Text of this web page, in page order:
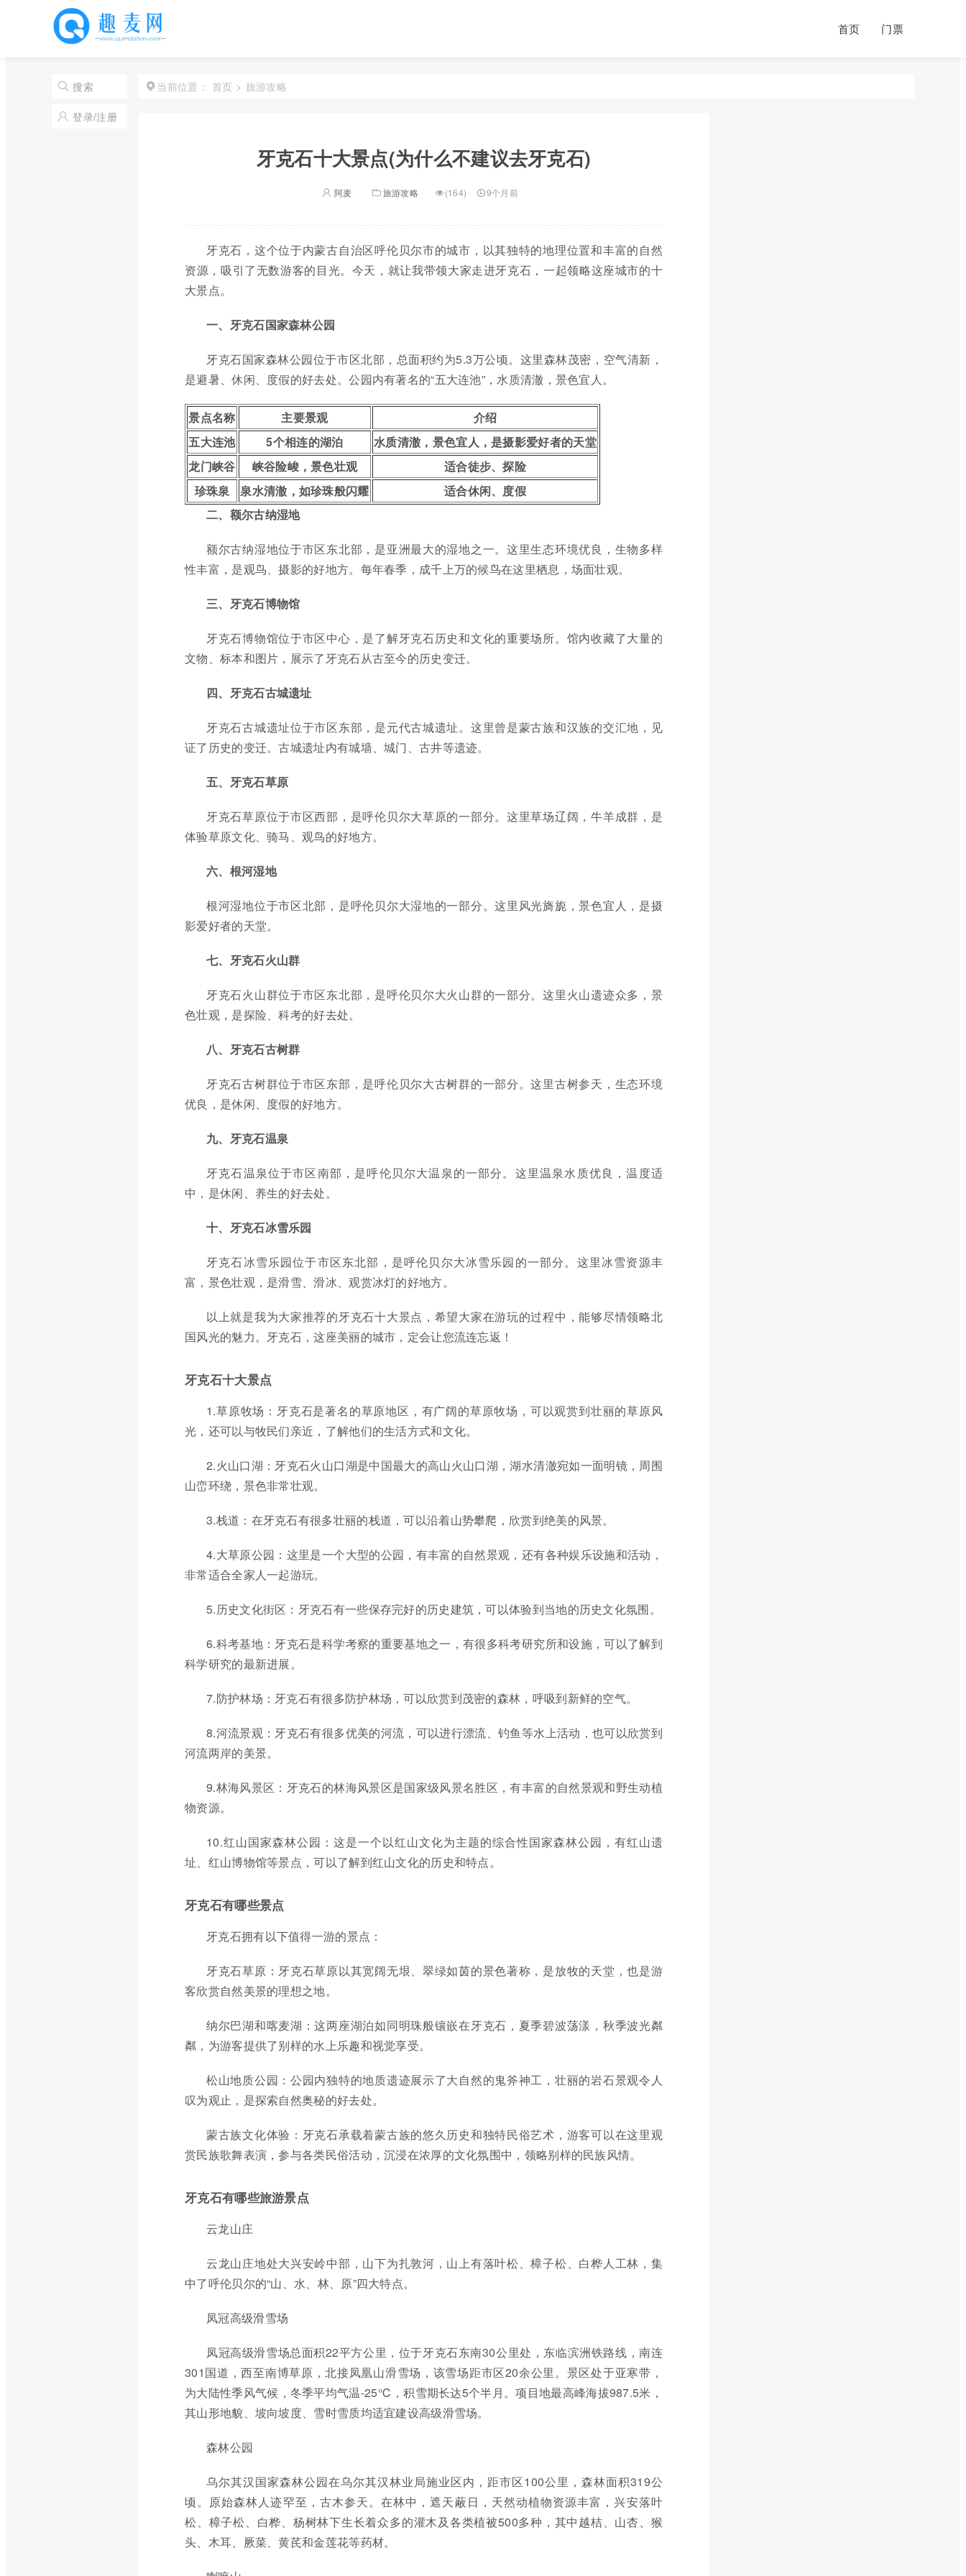
首页 门票
搜索
登录/注册
当前位置： 首页 > 旅游攻略
牙克石十大景点(为什么不建议去牙克石)
阿麦 旅游攻略 (164) 9个月前
牙克石，这个位于内蒙古自治区呼伦贝尔市的城市，以其独特的地理位置和丰富的自然
资源，吸引了无数游客的目光。今天，就让我带领大家走进牙克石，一起领略这座城市的十
大景点。
一、牙克石国家森林公园
牙克石国家森林公园位于市区北部，总面积约为5.3万公顷。这里森林茂密，空气清新，
是避暑、休闲、度假的好去处。公园内有著名的“五大连池”，水质清澈，景色宜人。
景点名称 主要景观
介绍
五大连池
5个相连的湖泊
水质清澈，景色宜人，是摄影爱好者的天堂
龙门峡谷
峡谷险峻，景色壮观
适合徒步、探险
珍珠泉
泉水清澈，如珍珠般闪耀
适合休闲、度假
二、额尔古纳湿地
额尔古纳湿地位于市区东北部，是亚洲最大的湿地之一。这里生态环境优良，生物多样
性丰富，是观鸟、摄影的好地方。每年春季，成千上万的候鸟在这里栖息，场面壮观。
三、牙克石博物馆
牙克石博物馆位于市区中心，是了解牙克石历史和文化的重要场所。馆内收藏了大量的
文物、标本和图片，展示了牙克石从古至今的历史变迁。
四、牙克石古城遗址
牙克石古城遗址位于市区东部，是元代古城遗址。这里曾是蒙古族和汉族的交汇地，见
证了历史的变迁。古城遗址内有城墙、城门、古井等遗迹。
五、牙克石草原
牙克石草原位于市区西部，是呼伦贝尔大草原的一部分。这里草场辽阔，牛羊成群，是
体验草原文化、骑马、观鸟的好地方。
六、根河湿地
根河湿地位于市区北部，是呼伦贝尔大湿地的一部分。这里风光旖旎，景色宜人，是摄
影爱好者的天堂。
七、牙克石火山群
牙克石火山群位于市区东北部，是呼伦贝尔大火山群的一部分。这里火山遗迹众多，景
色壮观，是探险、科考的好去处。
八、牙克石古树群
牙克石古树群位于市区东部，是呼伦贝尔大古树群的一部分。这里古树参天，生态环境
优良，是休闲、度假的好地方。
九、牙克石温泉
牙克石温泉位于市区南部，是呼伦贝尔大温泉的一部分。这里温泉水质优良，温度适
中，是休闲、养生的好去处。
十、牙克石冰雪乐园
牙克石冰雪乐园位于市区东北部，是呼伦贝尔大冰雪乐园的一部分。这里冰雪资源丰
富，景色壮观，是滑雪、滑冰、观赏冰灯的好地方。
以上就是我为大家推荐的牙克石十大景点，希望大家在游玩的过程中，能够尽情领略北
国风光的魅力。牙克石，这座美丽的城市，定会让您流连忘返！
牙克石十大景点
1.草原牧场：牙克石是著名的草原地区，有广阔的草原牧场，可以观赏到壮丽的草原风
光，还可以与牧民们亲近，了解他们的生活方式和文化。
2.火山口湖：牙克石火山口湖是中国最大的高山火山口湖，湖水清澈宛如一面明镜，周围
山峦环绕，景色非常壮观。
3.栈道：在牙克石有很多壮丽的栈道，可以沿着山势攀爬，欣赏到绝美的风景。
4.大草原公园：这里是一个大型的公园，有丰富的自然景观，还有各种娱乐设施和活动，
非常适合全家人一起游玩。
5.历史文化街区：牙克石有一些保存完好的历史建筑，可以体验到当地的历史文化氛围。
6.科考基地：牙克石是科学考察的重要基地之一，有很多科考研究所和设施，可以了解到
科学研究的最新进展。
7.防护林场：牙克石有很多防护林场，可以欣赏到茂密的森林，呼吸到新鲜的空气。
8.河流景观：牙克石有很多优美的河流，可以进行漂流、钓鱼等水上活动，也可以欣赏到
河流两岸的美景。
9.林海风景区：牙克石的林海风景区是国家级风景名胜区，有丰富的自然景观和野生动植
物资源。
10.红山国家森林公园：这是一个以红山文化为主题的综合性国家森林公园，有红山遗
址、红山博物馆等景点，可以了解到红山文化的历史和特点。
牙克石有哪些景点
牙克石拥有以下值得一游的景点：
牙克石草原：牙克石草原以其宽阔无垠、翠绿如茵的景色著称，是放牧的天堂，也是游
客欣赏自然美景的理想之地。
纳尔巴湖和喀麦湖：这两座湖泊如同明珠般镶嵌在牙克石，夏季碧波荡漾，秋季波光粼
粼，为游客提供了别样的水上乐趣和视觉享受。
松山地质公园：公园内独特的地质遗迹展示了大自然的鬼斧神工，壮丽的岩石景观令人
叹为观止，是探索自然奥秘的好去处。
蒙古族文化体验：牙克石承载着蒙古族的悠久历史和独特民俗艺术，游客可以在这里观
赏民族歌舞表演，参与各类民俗活动，沉浸在浓厚的文化氛围中，领略别样的民族风情。
牙克石有哪些旅游景点
云龙山庄
云龙山庄地处大兴安岭中部，山下为扎敦河，山上有落叶松、樟子松、白桦人工林，集
中了呼伦贝尔的“山、水、林、原”四大特点。
凤冠高级滑雪场
凤冠高级滑雪场总面积22平方公里，位于牙克石东南30公里处，东临滨洲铁路线，南连
301国道，西至南博草原，北接凤凰山滑雪场，该雪场距市区20余公里。景区处于亚寒带，
为大陆性季风气候，冬季平均气温-25℃，积雪期长达5个半月。项目地最高峰海拔987.5米，
其山形地貌、坡向坡度、雪时雪质均适宜建设高级滑雪场。
森林公园
乌尔其汉国家森林公园在乌尔其汉林业局施业区内，距市区100公里，森林面积319公
顷。原始森林人迹罕至，古木参天。在林中，遮天蔽日，天然动植物资源丰富，兴安落叶
松、樟子松、白桦、杨树林下生长着众多的灌木及各类植被500多种，其中越桔、山杏、猴
头、木耳、厥菜、黄芪和金莲花等药材。